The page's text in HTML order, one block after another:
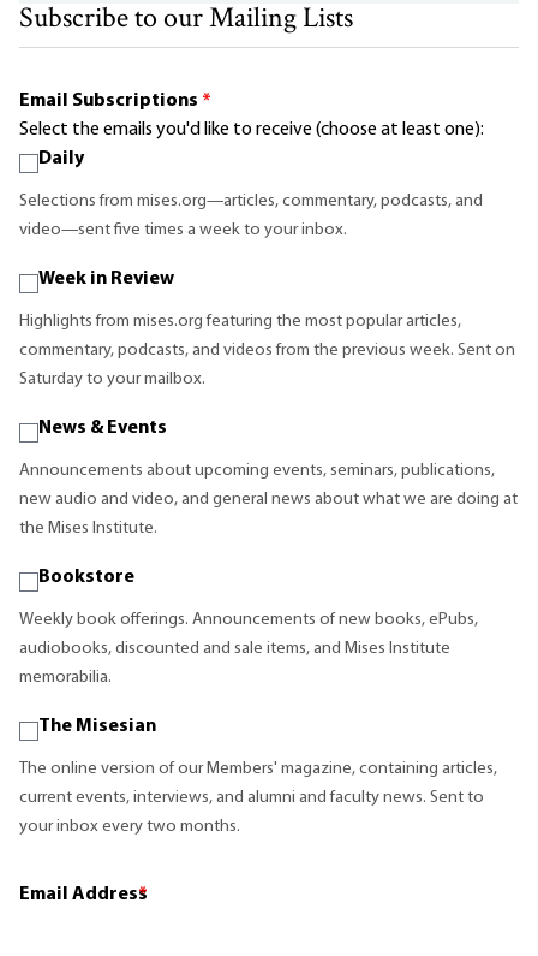
Subscribe to our Mailing Lists
Email Subscriptions *
Select the emails you'd like to receive (choose at least one):
Daily
Selections from mises.org—articles, commentary, podcasts, and
video—sent five times a week to your inbox.
Week in Review
Highlights from mises.org featuring the most popular articles,
commentary, podcasts, and videos from the previous week. Sent on
Saturday to your mailbox.
News & Events
Announcements about upcoming events, seminars, publications,
new audio and video, and general news about what we are doing at
the Mises Institute.
Bookstore
Weekly book offerings. Announcements of new books, ePubs,
audiobooks, discounted and sale items, and Mises Institute
memorabilia.
The Misesian
The online version of our Members' magazine, containing articles,
current events, interviews, and alumni and faculty news. Sent to
your inbox every two months.
Email Address
*